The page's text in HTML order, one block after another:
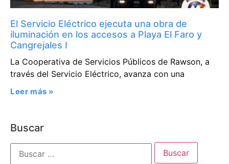
El Servicio Eléctrico ejecuta una obra de
iluminación en los accesos a Playa El Faro y
Cangrejales I
La Cooperativa de Servicios Públicos de Rawson, a
través del Servicio Eléctrico, avanza con una
Leer más »
Buscar